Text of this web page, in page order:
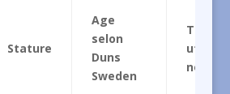
Stature
Age
selon
Duns
Sweden
Taille
nous